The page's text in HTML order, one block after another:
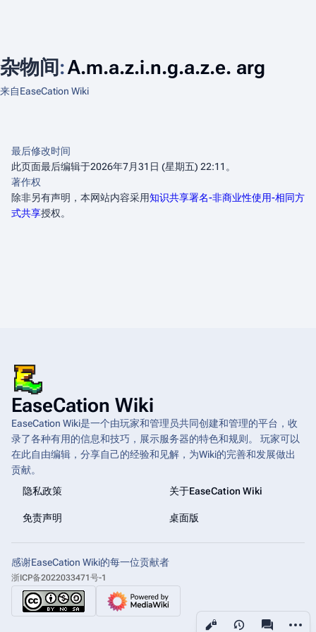
杂物间:A.m.a.z.i.n.g.a.z.e. arg
来自EaseCation Wiki
查看 更多
最后修改时间
此页面最后编辑于2026年7月31日 (星期五) 22:11。
著作权
除非另有声明，本网站内容采用知识共享署名-非商业性使用-相同方
式共享授权。
EaseCation Wiki
EaseCation Wiki是一个由玩家和管理员共同创建和管理的平台，收
录了各种有用的信息和技巧，展示服务器的特色和规则。 玩家可以
在此自由编辑，分享自己的经验和见解，为Wiki的完善和发展做出
贡献。
隐私政策
关于EaseCation Wiki
免责声明 桌面版
感谢EaseCation Wiki的每一位贡献者
浙ICP备2022033471号-1